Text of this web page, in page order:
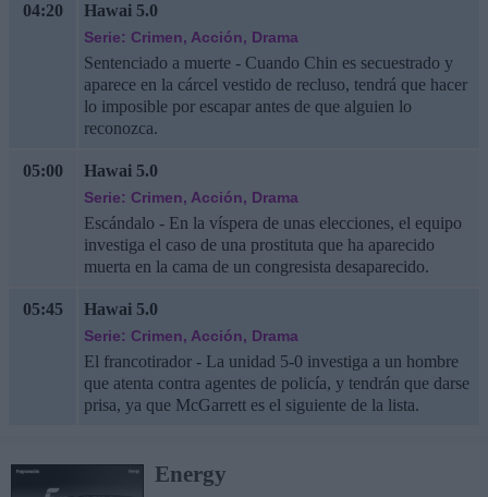
04:20 Hawai 5.0
Serie: Crimen, Acción, Drama
Sentenciado a muerte - Cuando Chin es secuestrado y
aparece en la cárcel vestido de recluso, tendrá que hacer
lo imposible por escapar antes de que alguien lo
reconozca.
05:00 Hawai 5.0
Serie: Crimen, Acción, Drama
Escándalo - En la víspera de unas elecciones, el equipo
investiga el caso de una prostituta que ha aparecido
muerta en la cama de un congresista desaparecido.
05:45 Hawai 5.0
Serie: Crimen, Acción, Drama
El francotirador - La unidad 5-0 investiga a un hombre
que atenta contra agentes de policía, y tendrán que darse
prisa, ya que McGarrett es el siguiente de la lista.
Energy